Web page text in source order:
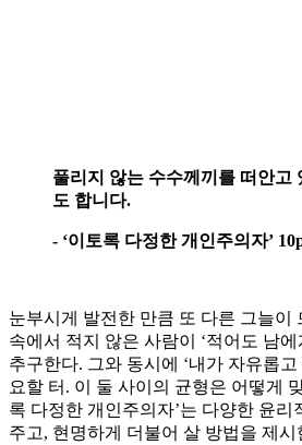
풀리지 않는 수수께끼를 떠안고
도 합니다.
- ‘이토록 다정한 개인주의자’
눈부시게 발전한 만큼 또 다른 그늘이
속에서 적지 않은 사람이 ‘적어도 남
추구한다. 그와 동시에 ‘내가 자유롭
요할 터. 이 둘 사이의 균형은 어떻게
록 다정한 개인주의자’는 다양한 윤리
주고, 현명하게 더불어 살 방법을 제시